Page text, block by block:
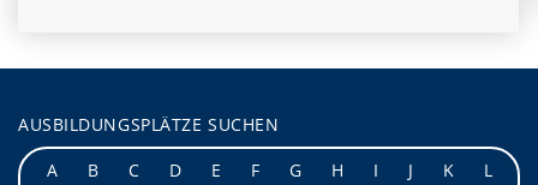
AUSBILDUNGSPLÄTZE SUCHEN
A
B C D E F G H I J K
L